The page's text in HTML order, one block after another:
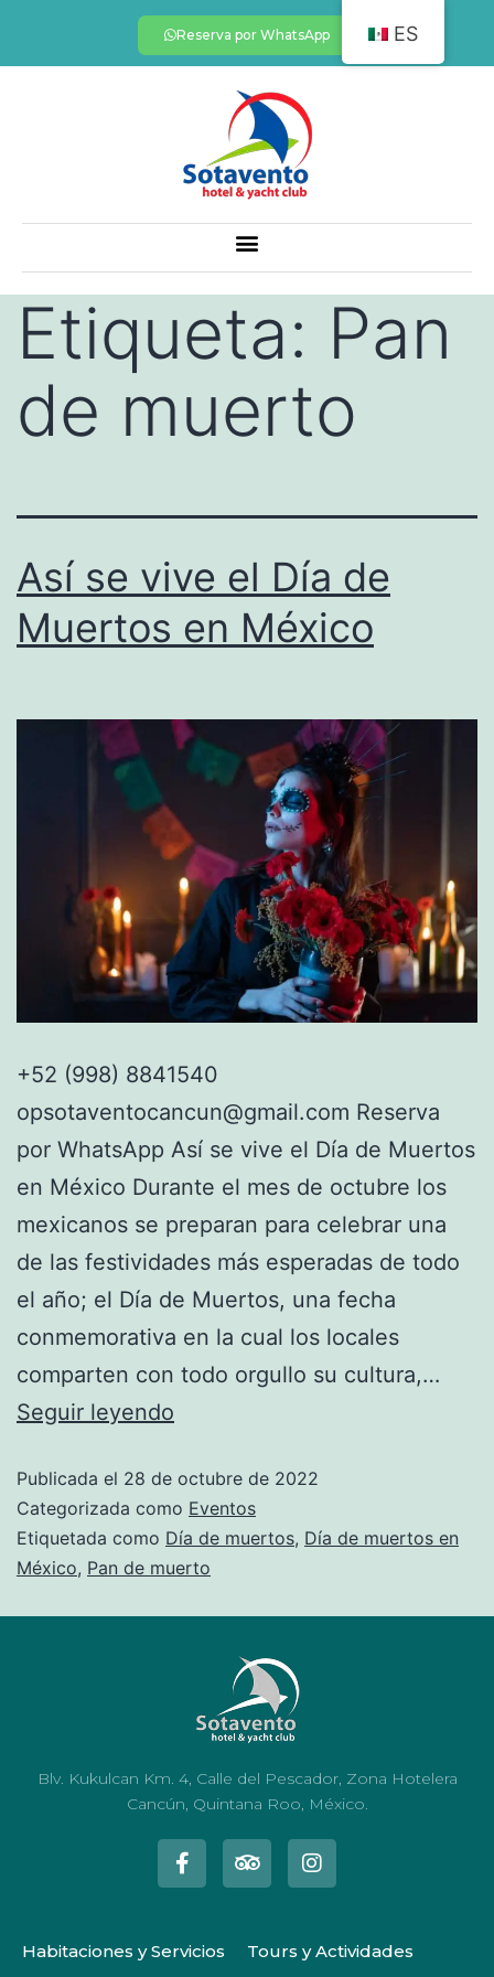
Reserva por WhatsApp
Etiqueta: Pan
de muerto
Así se vive el Día de
Muertos en México
+52 (998) 8841540
opsotaventocancun@gmail.com Reserva
por WhatsApp Así se vive el Día de Muertos
en México Durante el mes de octubre los
mexicanos se preparan para celebrar una
de las festividades más esperadas de todo
el año; el Día de Muertos, una fecha
conmemorativa en la cual los locales
comparten con todo orgullo su cultura,…
Seguir leyendo
Publicada el 28 de octubre de 2022
Categorizada como Eventos
Etiquetada como Día de muertos, Día de muertos en
México, Pan de muerto
Blv. Kukulcan Km. 4, Calle del Pescador, Zona Hotelera
Cancún, Quintana Roo, México.
Habitaciones y Servicios Tours y Actividades
ES